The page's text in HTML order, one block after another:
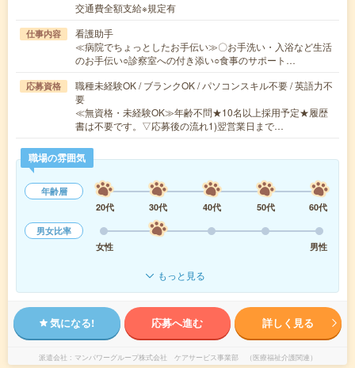
交通費全額支給※規定有
仕事内容
看護助手
≪病院でちょっとしたお手伝い≫〇お手洗い・入浴など生活
のお手伝い○診察室への付き添い○食事のサポート…
応募資格
職種未経験OK / ブランクOK / パソコンスキル不要 / 英語力不
要
≪無資格・未経験OK≫年齢不問★10名以上採用予定★履歴
書は不要です。▽応募後の流れ1)翌営業日まで…
職場の雰囲気
年齢層
20代
30代 40代 50代
60代
男女比率
女性
男性
もっと見る
気になる! 応募へ進む 詳しく見る
派遣会社 マンパワーグループ株式会社 ケアサービス事業部 （医療福祉介護関連）